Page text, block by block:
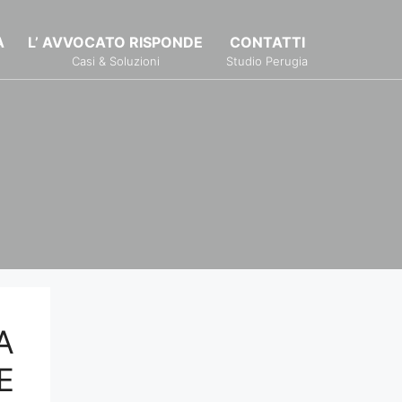
L’ AVVOCATO RISPONDE
Casi & Soluzioni
CONTATTI
Studio Perugia